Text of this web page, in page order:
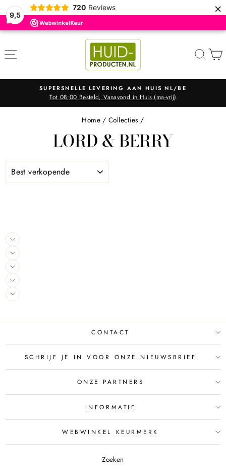
9,5
720 Reviews ×
Diavoorstelling
SUPERSNELLE LEVERING AAN HUIS NL/BE
Tot 08:00 Besteld, Vanavond in Huis (ma-vrij)
Home / Collecties /
LORD & BERRY
CONTACT
SCHRIJF JE IN VOOR ONZE NIEUWSBRIEF
ONZE PARTNERS
INFORMATIE
WEBWINKEL KEURMERK
Zoeken